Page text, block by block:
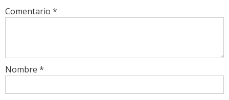
Comentario *
Nombre *